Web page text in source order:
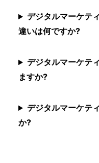
デジタルマーケテ
違いは何ですか?
デジタルマーケテ
ますか?
デジタルマーケテ
か?